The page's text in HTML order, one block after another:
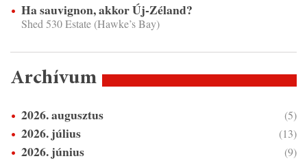
Ha sauvignon, akkor Új-Zéland?
Shed 530 Estate (Hawke’s Bay)
Archívum
2026. augusztus (5)
2026. július (13)
2026. június (9)